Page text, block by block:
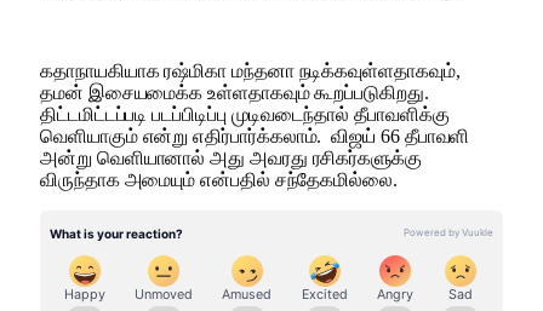
கதாநாயகியாக ரஷ்மிகா மந்தனா நடிக்கவுள்ளதாகவும்,
தமன் இசையமைக்க உள்ளதாகவும் கூறப்படுகிறது.
திட்டமிட்டப்படி படப்பிடிப்பு முடிவடைந்தால் தீபாவளிக்கு
வெளியாகும் என்று எதிர்பார்க்கலாம். விஜய் 66 தீபாவளி
அன்று வெளியானால் அது அவரது ரசிகர்களுக்கு
விருந்தாக அமையும் என்பதில் சந்தேகமில்லை.